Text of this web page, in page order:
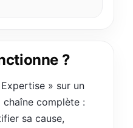
?
» sur un
complète :
sa cause,